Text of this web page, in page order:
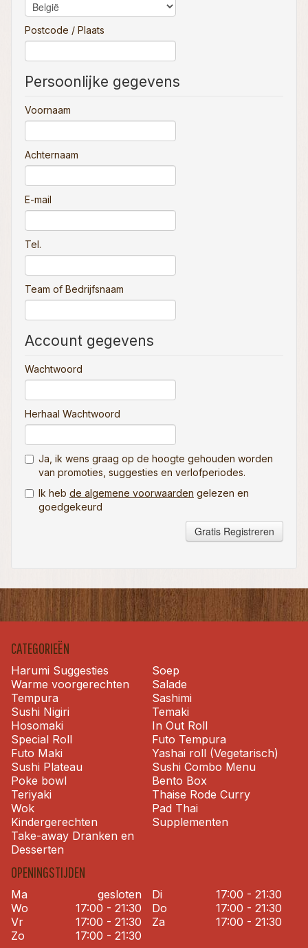
Postcode / Plaats
Persoonlijke gegevens
Voornaam
Achternaam
E-mail
Tel.
Team of Bedrijfsnaam
Account gegevens
Wachtwoord
Herhaal Wachtwoord
Ja, ik wens graag op de hoogte gehouden worden
van promoties, suggesties en verlofperiodes.
Ik heb de algemene voorwaarden gelezen en
goedgekeurd
Gratis Registreren
CATEGORIEËN
Harumi Suggesties
Soep
Warme voorgerechten
Salade
Tempura
Sashimi
Sushi Nigiri
Temaki
Hosomaki
In Out Roll
Special Roll
Futo Tempura
Futo Maki
Yashai roll (Vegetarisch)
Sushi Plateau
Sushi Combo Menu
Poke bowl
Bento Box
Teriyaki
Thaise Rode Curry
Wok
Pad Thai
Kindergerechten
Supplementen
Take-away Dranken en
Desserten
OPENINGSTIJDEN
Ma gesloten Di
17:00 - 21:30
Wo
17:00 - 21:30 Do
17:00 - 21:30
Vr
17:00 - 21:30 Za
17:00 - 21:30
Zo
17:00 - 21:30